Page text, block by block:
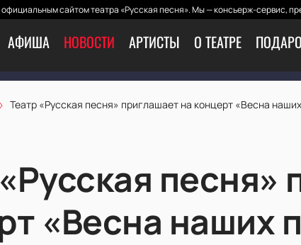
сайтом театра «Русская песня». Мы — консьерж-сервис,
АФИША НОВОСТИ АРТИСТЫ О ТЕАТРЕ
Театр «Русская песня» приглашает на концерт «Весна
песня»
«Весна наших